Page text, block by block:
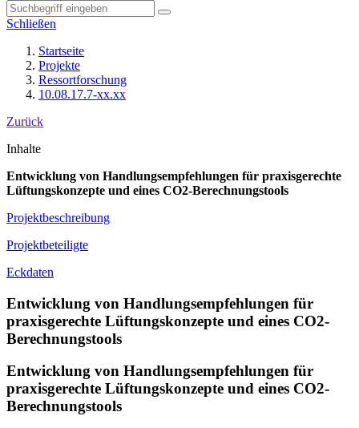
Schließen
Startseite
Projekte
Ressortforschung
10.08.17.7-xx.xx
Zurück
Inhalte
Entwicklung von Handlungsempfehlungen für praxisgerechte
Lüftungskonzepte und eines CO2-Berechnungstools
Projektbeschreibung
Projektbeteiligte
Eckdaten
Entwicklung von Handlungsempfehlungen für
praxisgerechte Lüftungskonzepte und eines CO2-
Berechnungstools
Entwicklung von Handlungsempfehlungen für
praxisgerechte Lüftungskonzepte und eines CO2-
Berechnungstools